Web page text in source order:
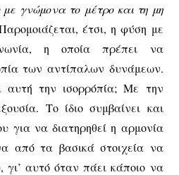
γνώμονα το μέτρο και τη μη
έτσι, η φύση με
η οποία πρέπει να
των αντίπαλων δυνάμεων.
αυτή την ισορρόπία; Με την
Το ίδιο συμβαίνει και
για να διατηρηθεί η αρμονία
από τα βασικά στοιχεία να
γι’ αυτό όταν πάει κάποιο να